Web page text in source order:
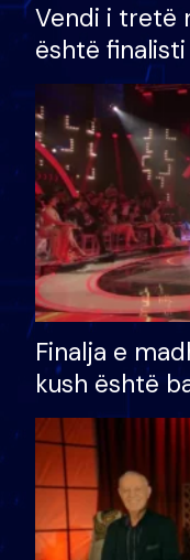
Vendi i tretë
është
Finalja e
kush është
shtëpinë
të fituar